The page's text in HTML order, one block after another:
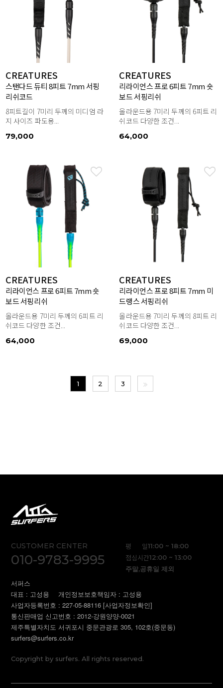
CREATURES
스탠다드 듀티 8피트 7mm 서핑
리쉬코드
8피트길이 7미리 두께의 미디엄 라
지 사이즈 파도용...
79,000
CREATURES
리라이언스 프로 6피트 7mm 숏
보드 서핑리쉬
올라운드용 7미리 두께의 6피트 리
쉬코드 다양한 조건...
64,000
CREATURES
리라이언스 프로 6피트 7mm 숏
보드 서핑리쉬
올라운드용 7미리 두께의 6피트 리
쉬코드 다양한 조건...
64,000
CREATURES
리라이언스 프로 8피트 7mm 미
드랭스 서핑리쉬
올라운드용 7미리 두께의 8피트 리
쉬코드 다양한 조건...
69,000
1 2 3
CUSTOMER CENTER
010-9783-9995
평 일11:00 ~ 18:00
점심시간12:00 ~ 13:00
주말,공휴일 제외
서퍼스
대표 : 고성용
개인정보보호책임자 : 고성용
사업자등록번호 : 227-05-88116[사업자정보확인]
통신판매업 신고번호 : 2012-강원양양-0021
제주특별자치도 서귀포시 중문관광로 305, 102호(중문동)
surfers@surfers.co.kr
Copyright by surfers. All rights reserved.